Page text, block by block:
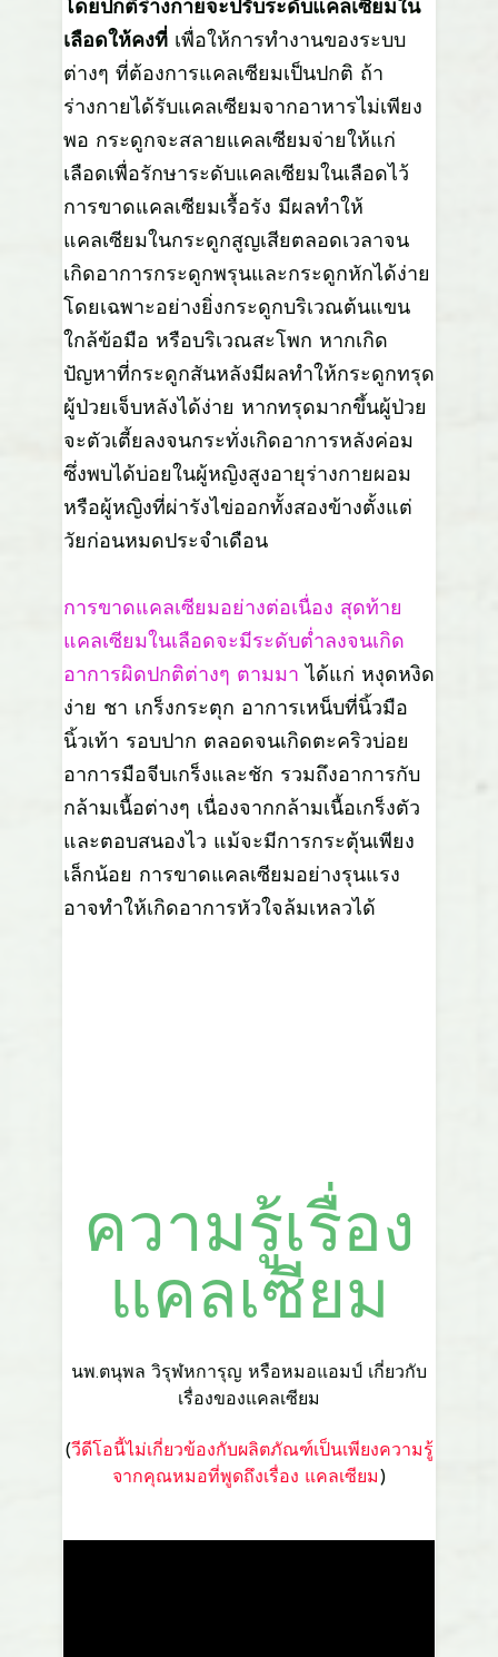
โดยปกติร่างกายจะปรับระดับแคลเซียมใน
เลือดให้คงที่ เพื่อให้การทำงานของระบบ
ต่างๆ ที่ต้องการแคลเซียมเป็นปกติ ถ้า
ร่างกายได้รับแคลเซียมจากอาหารไม่เพียง
พอ กระดูกจะสลายแคลเซียมจ่ายให้แก่
เลือดเพื่อรักษาระดับแคลเซียมในเลือดไว้
การขาดแคลเซียมเรื้อรัง มีผลทำให้
แคลเซียมในกระดูกสูญเสียตลอดเวลาจน
เกิดอาการกระดูกพรุนและกระดูกหักได้ง่าย
โดยเฉพาะอย่างยิ่งกระดูกบริเวณต้นแขน
ใกล้ข้อมือ หรือบริเวณสะโพก หากเกิด
ปัญหาที่กระดูกสันหลังมีผลทำให้กระดูกทรุด
ผู้ป่วยเจ็บหลังได้ง่าย หากทรุดมากขึ้นผู้ป่วย
จะตัวเตี้ยลงจนกระทั่งเกิดอาการหลังค่อม
ซึ่งพบได้บ่อยในผู้หญิงสูงอายุร่างกายผอม
หรือผู้หญิงที่ผ่ารังไข่ออกทั้งสองข้างตั้งแต่
วัยก่อนหมดประจำเดือน
การขาดแคลเซียมอย่างต่อเนื่อง สุดท้าย
แคลเซียมในเลือดจะมีระดับต่ำลงจนเกิด
อาการผิดปกติต่างๆ ตามมา ได้แก่ หงุดหงิด
ง่าย ชา เกร็งกระตุก อาการเหน็บที่นิ้วมือ
นิ้วเท้า รอบปาก ตลอดจนเกิดตะคริวบ่อย
อาการมือจีบเกร็งและชัก รวมถึงอาการกับ
กล้ามเนื้อต่างๆ เนื่องจากกล้ามเนื้อเกร็งตัว
และตอบสนองไว แม้จะมีการกระตุ้นเพียง
เล็กน้อย การขาดแคลเซียมอย่างรุนแรง
อาจทำให้เกิดอาการหัวใจล้มเหลวได้
​ความรู้เรื่อง
แคลเซียม
​นพ.ตนุพล วิรุฬหการุญ หรือหมอแอมป์ เกี่ยวกับ
เรื่องของแคลเซียม
(​วีดีโอนี้ไม่เกี่ยวข้องกับผลิตภัณฑ์เป็นเพียงความรู้
จากคุณหมอที่พูดถึงเรื่อง แคลเซียม )